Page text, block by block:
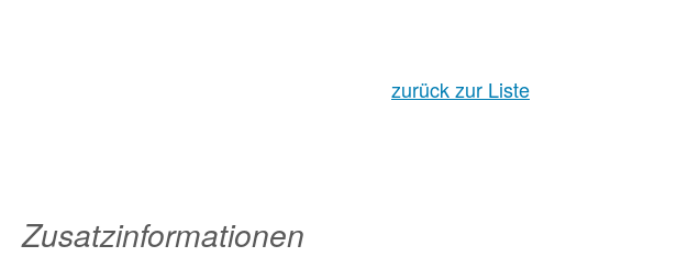
zurück zur Liste
Zusatzinformationen